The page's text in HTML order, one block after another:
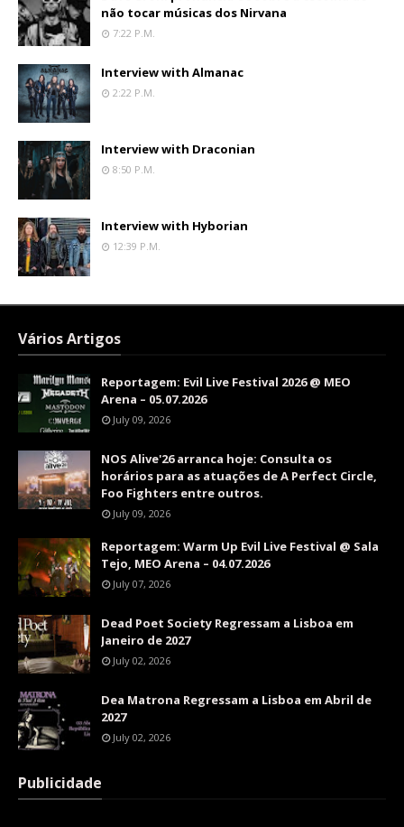
não tocar músicas dos Nirvana
7:22 P.m.
Interview with Almanac
2:22 P.m.
Interview with Draconian
8:50 P.m.
Interview with Hyborian
12:39 P.m.
Vários Artigos
Reportagem: Evil Live Festival 2026 @ MEO
Arena – 05.07.2026
July 09, 2026
NOS Alive'26 arranca hoje: Consulta os
horários para as atuações de A Perfect Circle,
Foo Fighters entre outros.
July 09, 2026
Reportagem: Warm Up Evil Live Festival @ Sala
Tejo, MEO Arena – 04.07.2026
July 07, 2026
Dead Poet Society Regressam a Lisboa em
Janeiro de 2027
July 02, 2026
Dea Matrona Regressam a Lisboa em Abril de
2027
July 02, 2026
Publicidade